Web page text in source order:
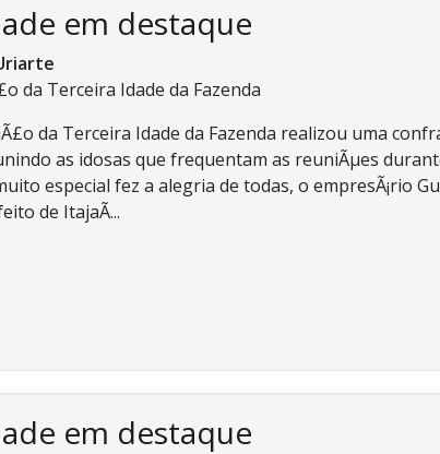
em destaque
da Terceira Idade da Fazenda
da Terceira Idade da Fazenda realizou uma
as idosas que frequentam as reuniÃµes
especial fez a alegria de todas, o empresÃ¡rio
de ItajaÃ­...
em destaque